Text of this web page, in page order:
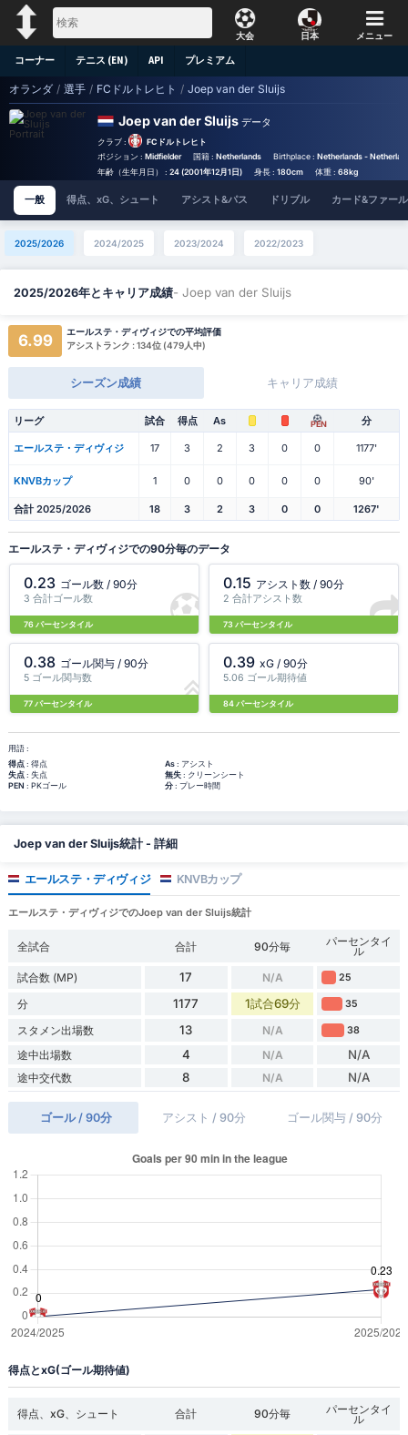
大会 日本 メニュー
コーナー テニス (EN) API プレミアム
オランダ / 選手 / FCドルトレヒト / Joep van der Sluijs
Joep van der Sluijs データ
クラブ :
FCドルトレヒト
ポジション : Midfielder 国籍 : Netherlands Birthplace : Netherlands -
年齢（生年月日） : 24 (2001年12月1日) 身長 : 180cm 体重 : 68kg
一般 得点、xG、シュート アシスト&パス ドリブル カード&ファール
2025/2026 2024/2025 2023/2024 2022/2023
2025/2026年とキャリア成績- Joep van der Sluijs
6.99
エールステ・ディヴィジでの平均評価
アシストランク : 134位 (479人中)
シーズン成績 キャリア成績
リーグ 試合 得点 As PEN 分
エールステ・ディヴィジ 17 3 2 3 0 0 1177'
KNVBカップ 1 0 0 0 0 0 90'
合計 2025/2026 18 3 2 3 0 0 1267'
エールステ・ディヴィジでの90分毎のデータ
0.23 ゴール数 / 90分
3 合計ゴール数
76 パーセンタイル
0.15 アシスト数 / 90分
2 合計アシスト数
73 パーセンタイル
0.38 ゴール関与 / 90分
5 ゴール関与数
77 パーセンタイル
0.39 xG / 90分
5.06 ゴール期待値
84 パーセンタイル
用語 :
得点: 得点 As: アシスト
失点: 失点 無失: クリーンシート
PEN : PKゴール 分: プレー時間
Joep van der Sluijs統計 - 詳細
エールステ・ディヴィジ KNVBカップ
エールステ・ディヴィジでのJoep van der Sluijs統計
全試合 合計 90分毎 パーセンタイ
ル
試合数 (MP)
17 N/A 25
分 1177 1試合69分 35
スタメン出場数 13 N/A 38
途中出場数 4 N/A N/A
途中交代数 8 N/A N/A
ゴール / 90分 アシスト / 90分 ゴール関与 / 90分
得点とxG(ゴール期待値)
得点、xG、シュート 合計 90分毎 パーセンタイ
ル